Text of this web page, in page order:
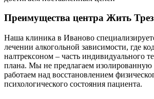
Преимущества центра Жить
Наша клиника в Иваново
лечении алкогольной зависимости, где
налтрексоном – часть индивидуального
плана. Мы не предлагаем изолированную
работаем над восстановлением
психологического состояния пациента.